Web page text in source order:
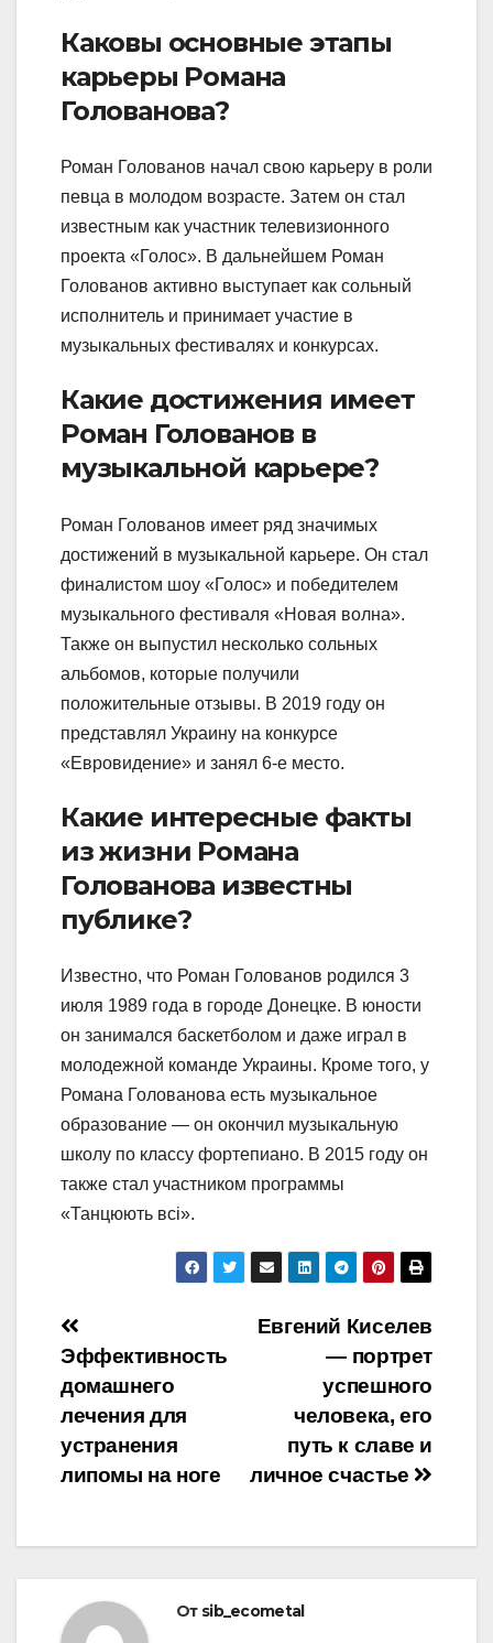
Каковы основные этапы
карьеры Романа
Голованова?
Роман Голованов начал свою карьеру в роли
певца в молодом возрасте. Затем он стал
известным как участник телевизионного
проекта «Голос». В дальнейшем Роман
Голованов активно выступает как сольный
исполнитель и принимает участие в
музыкальных фестивалях и конкурсах.
Какие достижения имеет
Роман Голованов в
музыкальной карьере?
Роман Голованов имеет ряд значимых
достижений в музыкальной карьере. Он стал
финалистом шоу «Голос» и победителем
музыкального фестиваля «Новая волна».
Также он выпустил несколько сольных
альбомов, которые получили
положительные отзывы. В 2019 году он
представлял Украину на конкурсе
«Евровидение» и занял 6-е место.
Какие интересные факты
из жизни Романа
Голованова известны
публике?
Известно, что Роман Голованов родился 3
июля 1989 года в городе Донецке. В юности
он занимался баскетболом и даже играл в
молодежной команде Украины. Кроме того, у
Романа Голованова есть музыкальное
образование — он окончил музыкальную
школу по классу фортепиано. В 2015 году он
также стал участником программы
«Танцюють всі».
Навигация
по
записям
Евгений Киселев
— портрет
успешного
человека, его
путь к славе и
личное счастье
Эффективность
домашнего
лечения для
устранения
липомы на ноге
От sib_ecometal